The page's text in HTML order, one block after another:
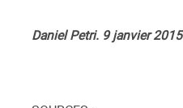
Daniel Petri. 9 janvier 2015